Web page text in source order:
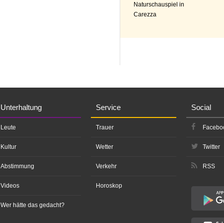
Naturschauspiel in
Carezza
Unterhaltung
Leute
Kultur
Abstimmung
Videos
Wer hätte das gedacht?
Service
Trauer
Wetter
Verkehr
Horoskop
Social
Twitter
RSS